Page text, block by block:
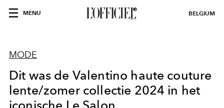
MENU BELGIUM
MODE
Dit was de Valentino haute couture
lente/zomer collectie 2024 in het
iconische Le Salon